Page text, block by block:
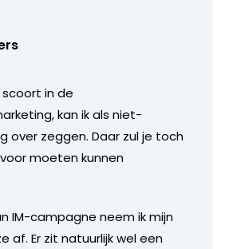
in de
kan ik als niet-
over zeggen. Daar zul je toch
moeten kunnen
IM-campagne neem ik mijn
af. Er zit natuurlijk wel een